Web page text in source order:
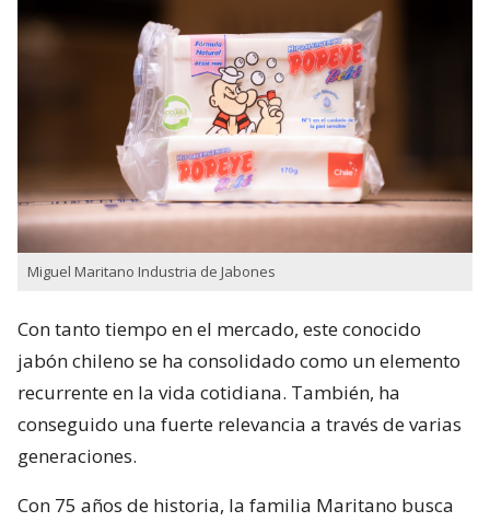
Miguel Maritano Industria de Jabones
Con tanto tiempo en el mercado, este conocido
jabón chileno se ha consolidado como un elemento
recurrente en la vida cotidiana. También, ha
conseguido una fuerte relevancia a través de varias
generaciones.
Con 75 años de historia, la familia Maritano busca